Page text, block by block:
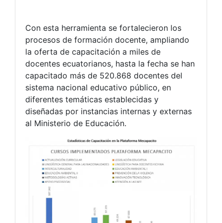
Con esta herramienta se fortalecieron los
procesos de formación docente, ampliando
la oferta de capacitación a miles de
docentes ecuatorianos, hasta la fecha se han
capacitado más de 520.868 docentes del
sistema nacional educativo público, en
diferentes temáticas establecidas y
diseñadas por instancias internas y externas
al Ministerio de Educación.